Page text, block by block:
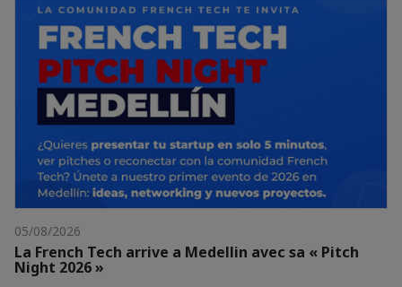
05/08/2026
La French Tech arrive a Medellin avec sa « Pitch
Night 2026 »